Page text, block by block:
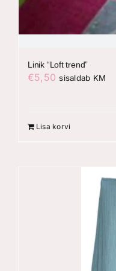
Linik “Loft trend”
€5,50 sisaldab KM
Lisa korvi